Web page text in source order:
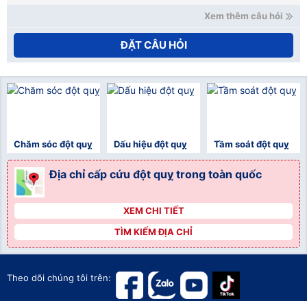
Xem thêm câu hỏi
ĐẶT CÂU HỎI
">
Chăm sóc đột quỵ
">
Dấu hiệu đột quỵ
">
Tầm soát đột quỵ
Địa chỉ cấp cứu đột quỵ trong toàn quốc
XEM CHI TIẾT
TÌM KIẾM ĐỊA CHỈ
Theo dõi chúng tôi trên: